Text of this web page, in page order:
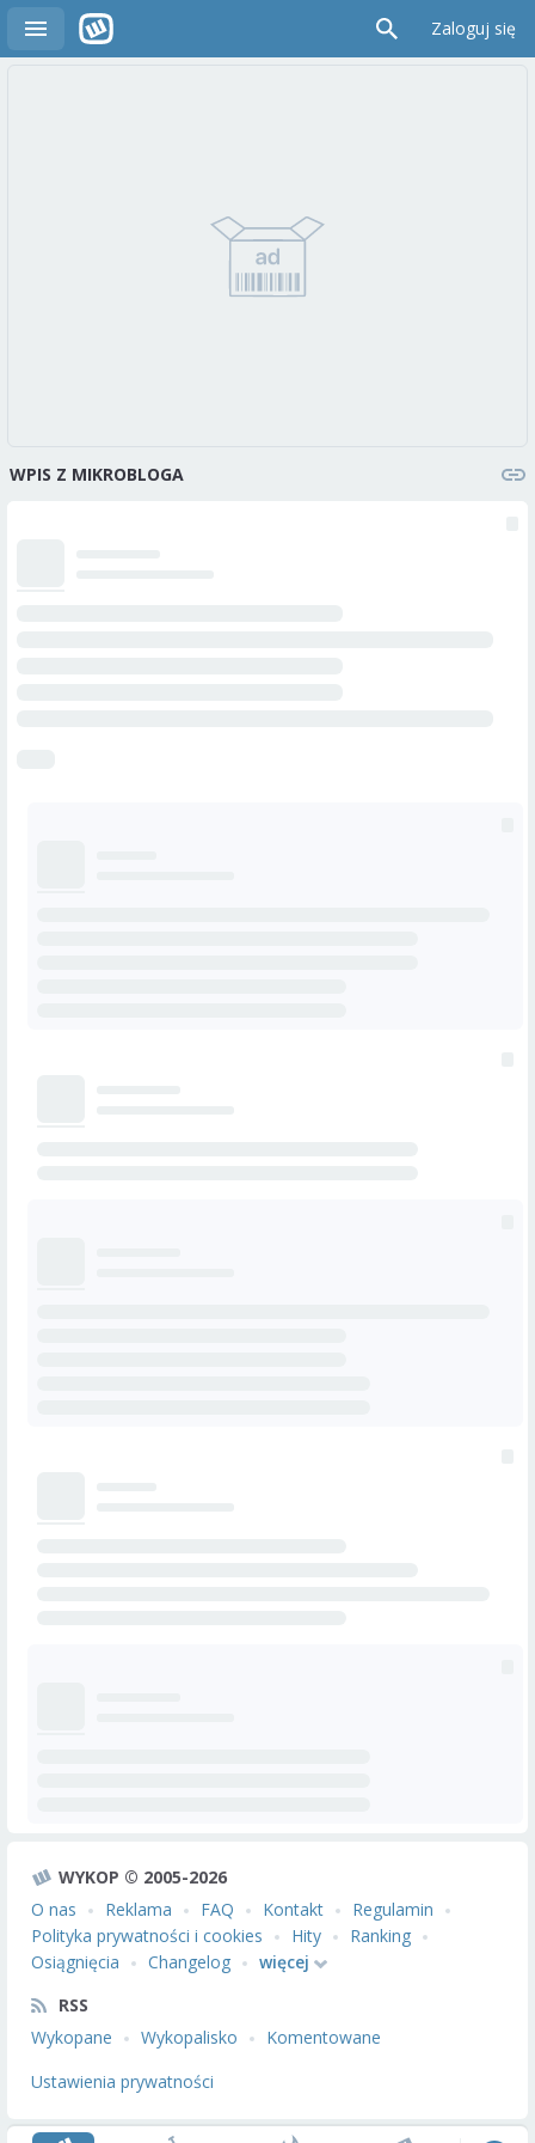
Zaloguj się
WPIS Z MIKROBLOGA
WYKOP © 2005-2026
O nas
Reklama FAQ Kontakt
Regulamin
Polityka prywatności i cookies
Hity
Ranking
Osiągnięcia
Changelog
więcej
RSS
Wykopane
Wykopalisko
Komentowane
Ustawienia prywatności